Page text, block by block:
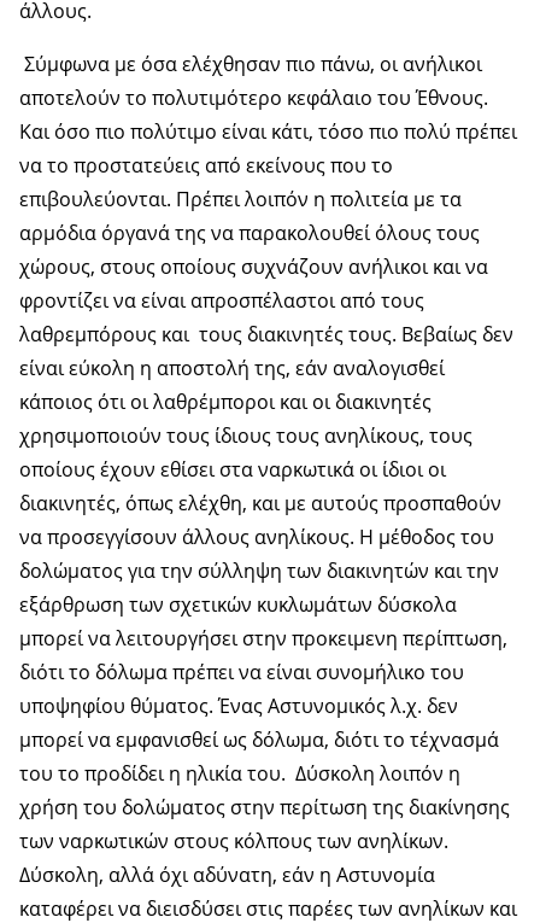
άλλους.
Σύμφωνα με όσα ελέχθησαν πιο πάνω, οι ανήλικοι
αποτελούν το πολυτιμότερο κεφάλαιο του Έθνους.
Και όσο πιο πολύτιμο είναι κάτι, τόσο πιο πολύ πρέπει
να το προστατεύεις από εκείνους που το
επιβουλεύονται. Πρέπει λοιπόν η πολιτεία με τα
αρμόδια όργανά της να παρακολουθεί όλους τους
χώρους, στους οποίους συχνάζουν ανήλικοι και να
φροντίζει να είναι απροσπέλαστοι από τους
λαθρεμπόρους και τους διακινητές τους. Βεβαίως δεν
είναι εύκολη η αποστολή της, εάν αναλογισθεί
κάποιος ότι οι λαθρέμποροι και οι διακινητές
χρησιμοποιούν τους ίδιους τους ανηλίκους, τους
οποίους έχουν εθίσει στα ναρκωτικά οι ίδιοι οι
διακινητές, όπως ελέχθη, και με αυτούς προσπαθούν
να προσεγγίσουν άλλους ανηλίκους. Η μέθοδος του
δολώματος για την σύλληψη των διακινητών και την
εξάρθρωση των σχετικών κυκλωμάτων δύσκολα
μπορεί να λειτουργήσει στην προκειμενη περίπτωση,
διότι το δόλωμα πρέπει να είναι συνομήλικο του
υποψηφίου θύματος. Ένας Αστυνομικός λ.χ. δεν
μπορεί να εμφανισθεί ως δόλωμα, διότι το τέχνασμά
του το προδίδει η ηλικία του. Δύσκολη λοιπόν η
χρήση του δολώματος στην περίτωση της διακίνησης
των ναρκωτικών στους κόλπους των ανηλίκων.
Δύσκολη, αλλά όχι αδύνατη, εάν η Αστυνομία
καταφέρει να διεισδύσει στις παρέες των ανηλίκων και